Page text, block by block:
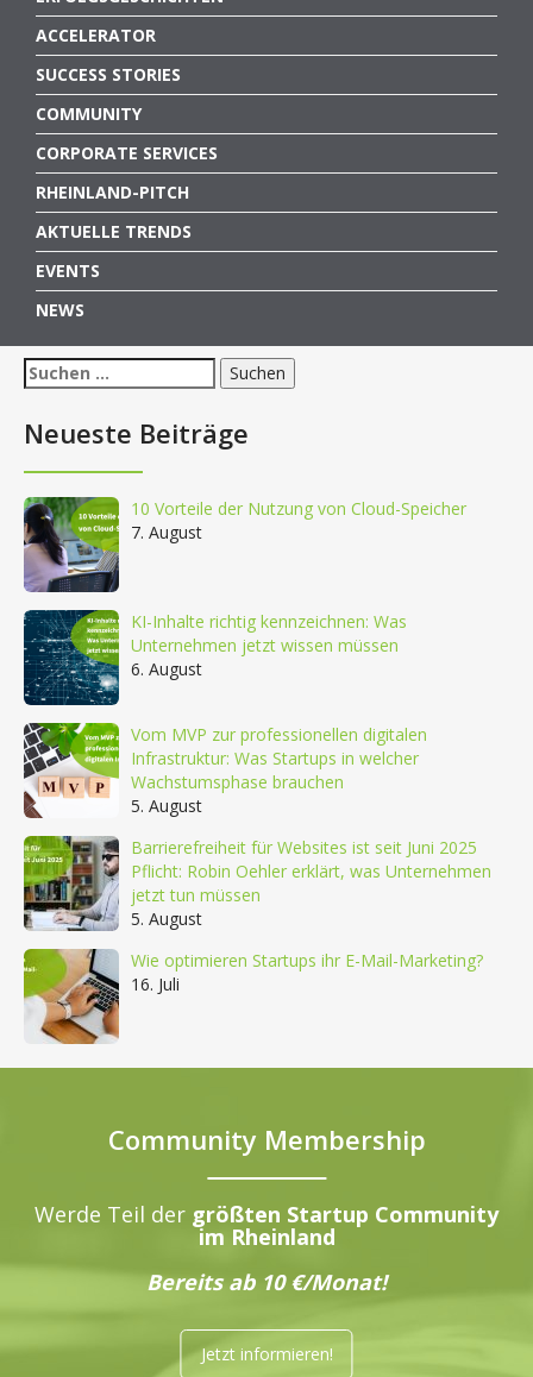
ACCELERATOR
SUCCESS STORIES
COMMUNITY
CORPORATE SERVICES
RHEINLAND-PITCH
AKTUELLE TRENDS
EVENTS
NEWS
Suchen
nach:
Neueste Beiträge
10 Vorteile der Nutzung von Cloud-Speicher
7. August
KI-Inhalte richtig kennzeichnen: Was
Unternehmen jetzt wissen müssen
6. August
Vom MVP zur professionellen digitalen
Infrastruktur: Was Startups in welcher
Wachstumsphase brauchen
5. August
Barrierefreiheit für Websites ist seit Juni 2025
Pflicht: Robin Oehler erklärt, was Unternehmen
jetzt tun müssen
5. August
Wie optimieren Startups ihr E-Mail-Marketing?
16. Juli
Community Membership
Werde Teil der größten Startup Community
im Rheinland
Bereits ab 10 €/Monat!
Jetzt informieren!